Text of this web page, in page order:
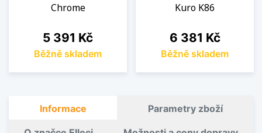
Chrome
Cena
5 391 Kč
Běžně skladem
Kuro K86
Cena
6 381 Kč
Běžně skladem
Informace Parametry zboží